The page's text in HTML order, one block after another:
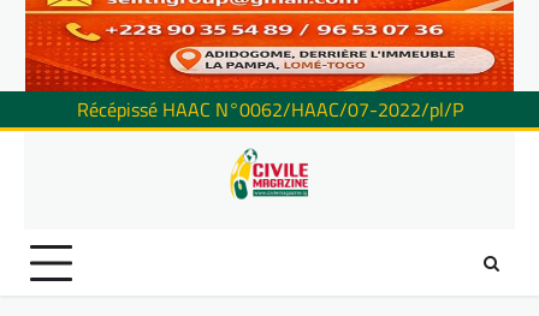
Récépissé HAAC N°0062/HAAC/07-2022/pl/P